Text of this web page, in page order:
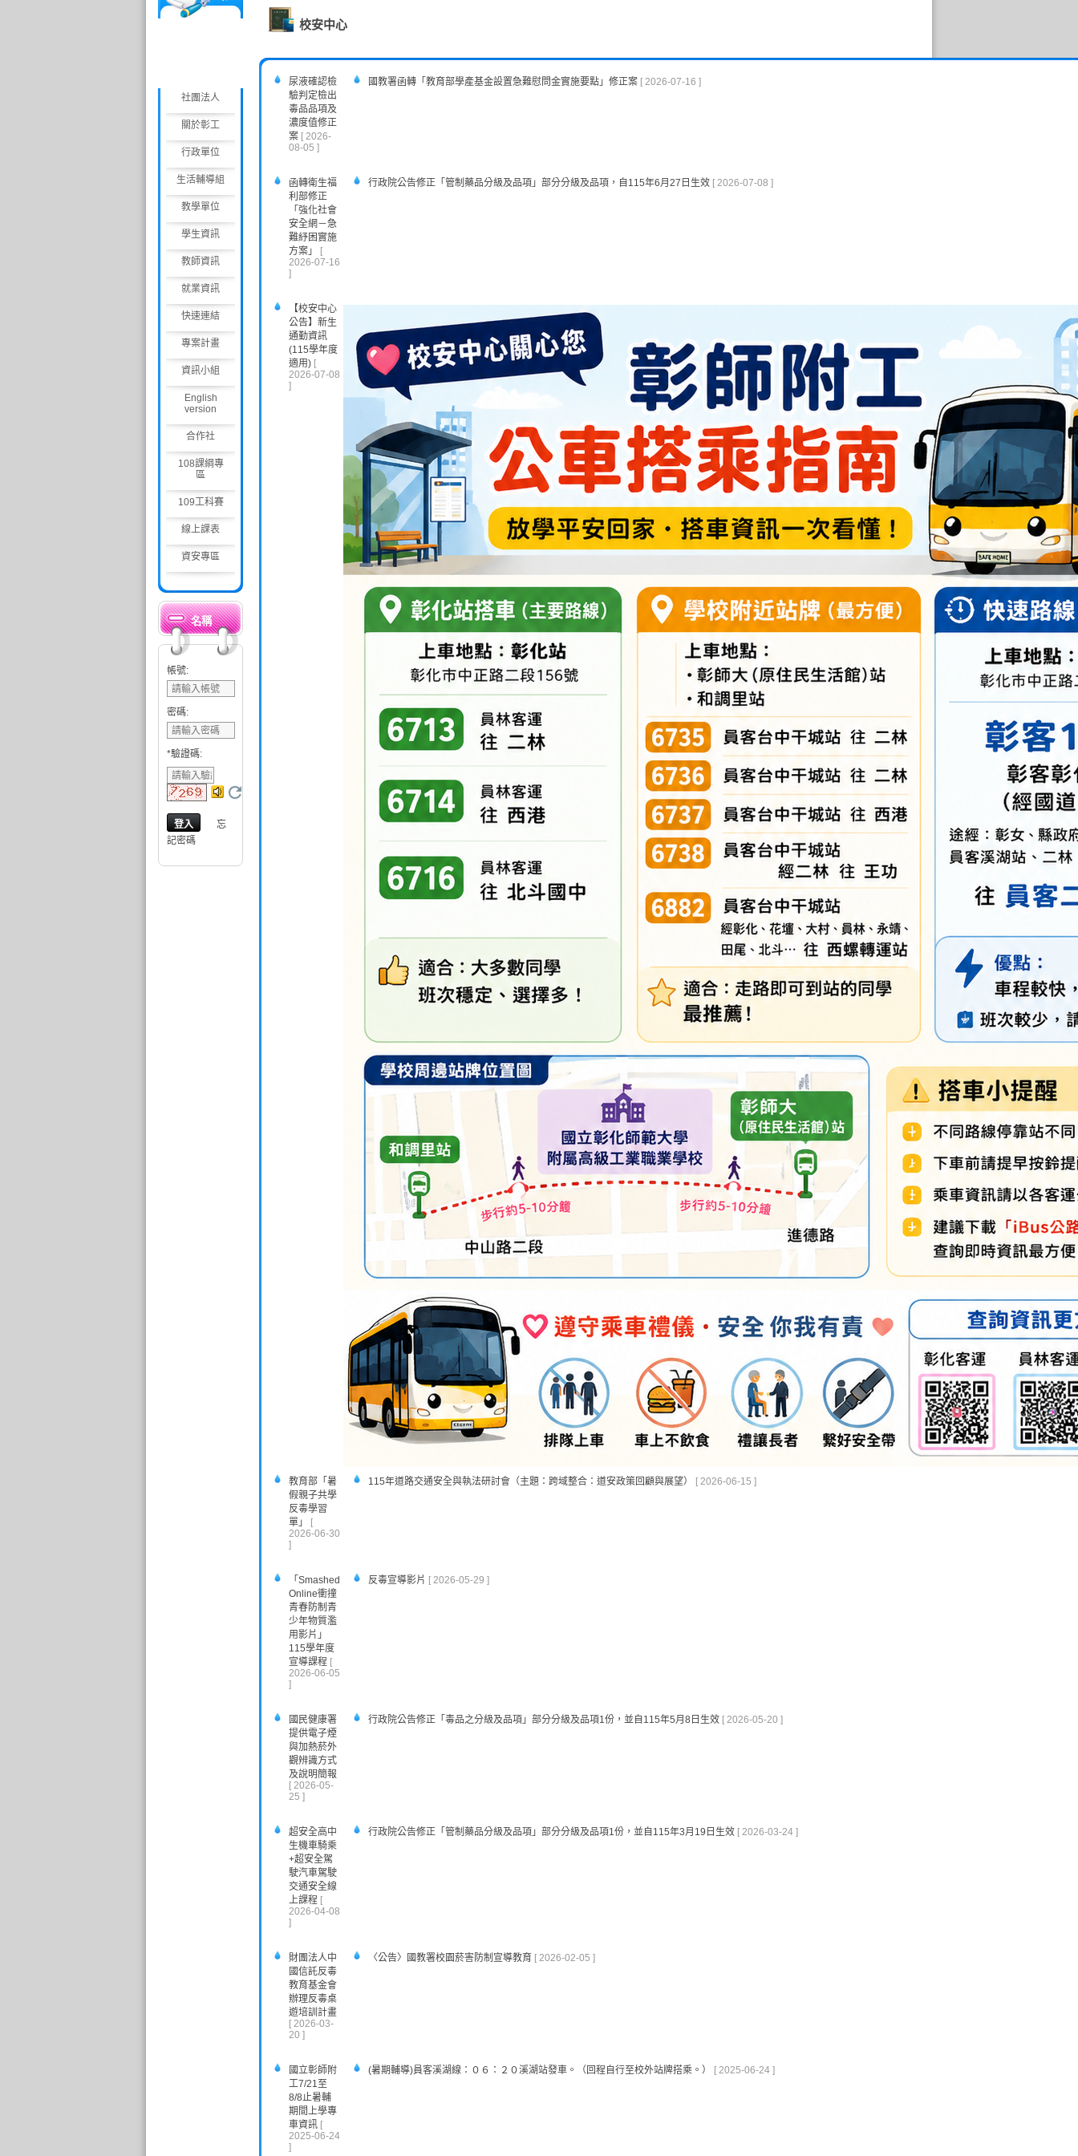
社團法人
關於彰工
行政單位
生活輔導組
教學單位
學生資訊
教師資訊
就業資訊
快速連結
專案計畫
資訊小組
English
version
合作社
108課綱專
區
109工科賽
線上課表
資安專區
名稱
帳號:
密碼:
*驗證碼:
忘
記密碼
校安中心
尿液確認檢
驗判定檢出
毒品品項及
濃度值修正
案 [ 2026-
08-05 ]
國教署函轉「教育部學產基金設置急難慰問金實施要點」修正案 [ 2026-07-16 ]
函轉衛生福
利部修正
「強化社會
安全網－急
難紓困實施
方案」
[
2026-07-16
]
行政院公告修正「管制藥品分級及品項」部分分級及品項，自115年6月27日生效 [ 2026-07-08 ]
【校安中心
公告】新生
通勤資訊
(115學年度
適用) [
2026-07-08
]
教育部「暑
假親子共學
反毒學習
單」
[
2026-06-30
]
115年道路交通安全與執法研討會（主題：跨域整合：道安政策回顧與展望） [ 2026-06-15 ]
「Smashed
Online衝撞
青春防制青
少年物質濫
用影片」
115學年度
宣導課程 [
2026-06-05
]
反毒宣導影片 [ 2026-05-29 ]
國民健康署
提供電子煙
與加熱菸外
觀辨識方式
及說明簡報
[ 2026-05-
25 ]
行政院公告修正「毒品之分級及品項」部分分級及品項1份，並自115年5月8日生效 [ 2026-05-20 ]
超安全高中
生機車騎乘
+超安全駕
駛汽車駕駛
交通安全線
上課程 [
2026-04-08
]
行政院公告修正「管制藥品分級及品項」部分分級及品項1份，並自115年3月19日生效 [ 2026-03-24 ]
財團法人中
國信託反毒
教育基金會
辦理反毒桌
遊培訓計畫
[ 2026-03-
20 ]
〈公告〉國教署校園菸害防制宣導教育 [ 2026-02-05 ]
國立彰師附
工7/21至
8/8止暑輔
期間上學專
車資訊 [
2025-06-24
]
(暑期輔導)員客溪湖線：０６：２０溪湖站發車。（回程自行至校外站牌搭乘。） [ 2025-06-24 ]